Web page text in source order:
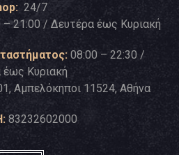
24/7
– 21:00 / Δευτέρα έως Κυριακή
08:00 – 22:30 /
έως Κυριακή
Αμπελόκηποι 11524, Αθήνα
83232602000